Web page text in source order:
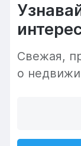
Cвежая,
о